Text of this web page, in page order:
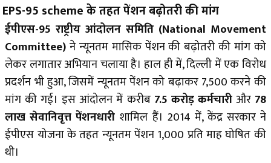
EPS-95 schemeके तहत पेंशन बढ़ोतरी की मांग
ईपीएस-95 राष्ट्रीय आंदोलन समिति (National Movement
Committee)ने न्यूनतम मासिक पेंशन की बढ़ोतरी की मांग को
लेकर लगातार अभियान चलाया है। हाल ही में, दिल्ली में एक विरोध
प्रदर्शन भी हुआ, जिसमें न्यूनतम पेंशन को बढ़ाकर ₹7,500 करने की
मांग की गई। इस आंदोलन में करीब 7.5 करोड़ कर्मचारीऔर 78
लाख सेवानिवृत्त पेंशनधारी शामिल हैं। 2014 में, केंद्र सरकार ने
ईपीएस योजना के तहत न्यूनतम पेंशन ₹1,000 प्रति माह घोषित की
थी।